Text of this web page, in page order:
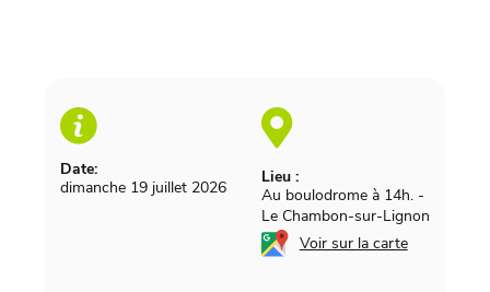
Date:
dimanche 19 juillet 2026
Lieu :
Au boulodrome à 14h. -
Le Chambon-sur-Lignon
Voir sur la carte